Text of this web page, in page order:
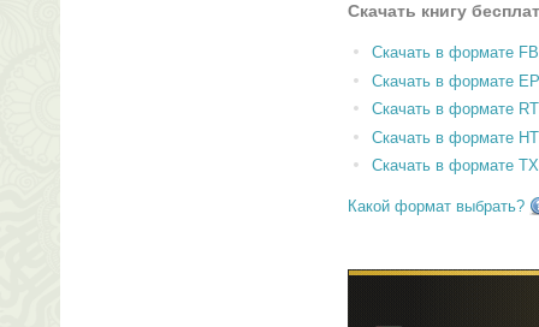
Скачать книгу
Скачать в формате
Скачать в формате
Скачать в формате
Скачать в формате
Скачать в формате
Какой формат выбрать?